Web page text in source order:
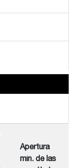
Apertura
mín. de las